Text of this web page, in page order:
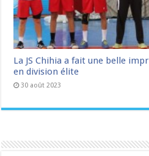
La JS Chihia a fait une belle
en division élite
30 août 2023